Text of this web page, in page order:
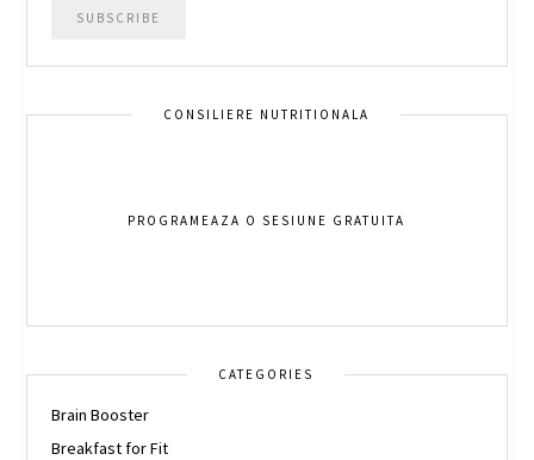
CONSILIERE NUTRITIONALA
PROGRAMEAZA O SESIUNE GRATUITA
CATEGORIES
Brain Booster
Breakfast for Fit